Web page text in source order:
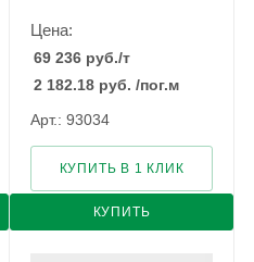
Цена:
69 236 руб./т
2 182.18 руб. /пог.м
Арт.: 93034
КУПИТЬ
КУПИТЬ В 1 КЛИК